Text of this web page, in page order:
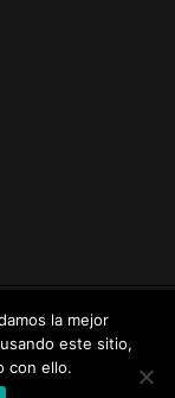
by
Dirk
la mejor
este sitio,
con ello.